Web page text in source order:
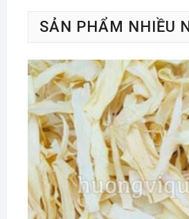
SẢN PHẨM NHIỀU